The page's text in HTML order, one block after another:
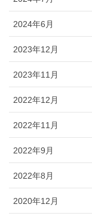
2024年6月
2023年12月
2023年11月
2022年12月
2022年11月
2022年9月
2022年8月
2020年12月